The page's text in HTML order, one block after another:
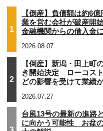
1
【倒産】負債額は約6
業を営む会社が破産開
金融機関からの借入金
2026.08.07
2
【倒産】新潟・田上町
き開始決定 ローコス
どの影響を受けて業績
2026.07.27
台風13号の最新の進路
に向かう可能性 お盆